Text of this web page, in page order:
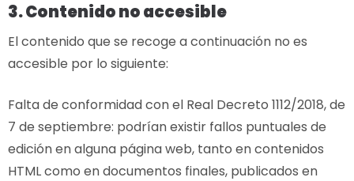
3. Contenido no accesible
El contenido que se recoge a continuación no es
accesible por lo siguiente:
Falta de conformidad con el Real Decreto 1112/2018, de
7 de septiembre: podrían existir fallos puntuales de
edición en alguna página web, tanto en contenidos
HTML como en documentos finales, publicados en